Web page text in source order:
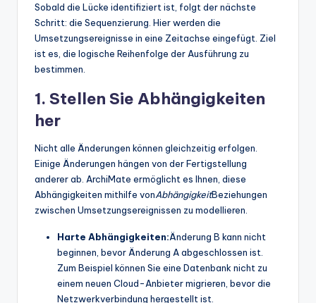
Sobald die Lücke identifiziert ist, folgt der nächste
Schritt: die Sequenzierung. Hier werden die
Umsetzungsereignisse in eine Zeitachse eingefügt. Ziel
ist es, die logische Reihenfolge der Ausführung zu
bestimmen.
1. Stellen Sie Abhängigkeiten
her
Nicht alle Änderungen können gleichzeitig erfolgen.
Einige Änderungen hängen von der Fertigstellung
anderer ab. ArchiMate ermöglicht es Ihnen, diese
Abhängigkeiten mithilfe vonAbhängigkeitBeziehungen
zwischen Umsetzungsereignissen zu modellieren.
Harte Abhängigkeiten:Änderung B kann nicht
beginnen, bevor Änderung A abgeschlossen ist.
Zum Beispiel können Sie eine Datenbank nicht zu
einem neuen Cloud-Anbieter migrieren, bevor die
Netzwerkverbindung hergestellt ist.